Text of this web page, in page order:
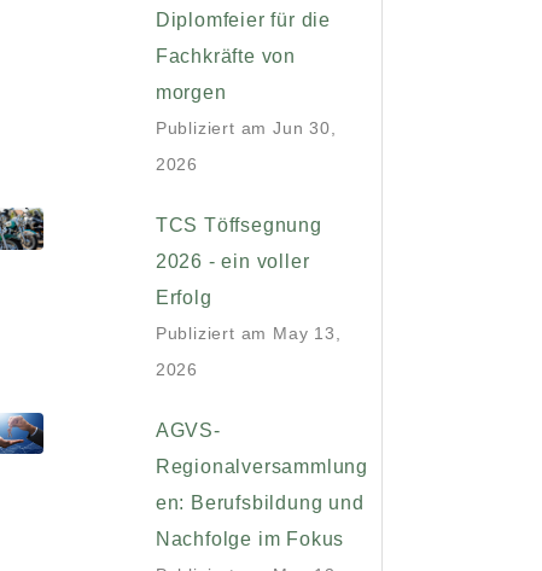
Diplomfeier für die
Fachkräfte von
morgen
Publiziert am Jun 30,
2026
TCS Töffsegnung
2026 - ein voller
Erfolg
Publiziert am May 13,
2026
AGVS-
Regionalversammlung
en: Berufsbildung und
Nachfolge im Fokus